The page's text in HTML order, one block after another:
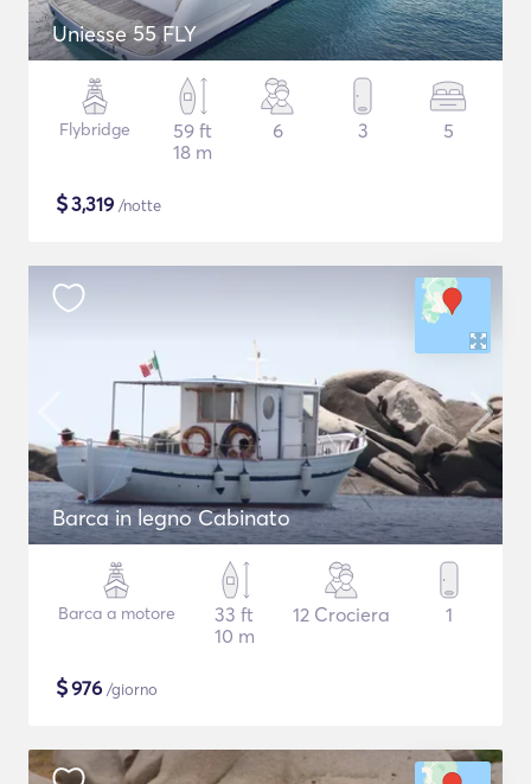
Uniesse 55 FLY
Flybridge
59 ft
18 m
6 3 5
$3,319 /notte
Barca in legno Cabinato
Barca a motore
33 ft
10 m
12 Crociera 1
$976 /giorno